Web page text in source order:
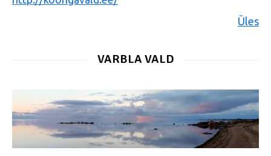
Üles
VARBLA VALD